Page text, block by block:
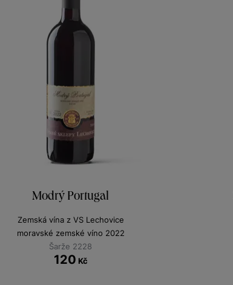
Modrý Portugal
Zemská vína z VS Lechovice
moravské zemské víno 2022
Šarže 2228
120 Kč